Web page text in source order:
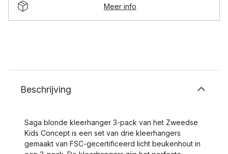
Meer info
Beschrijving
Saga blonde kleerhanger 3-pack van het Zweedse
Kids Concept is een set van drie kleerhangers
gemaakt van FSC-gecertificeerd licht beukenhout in